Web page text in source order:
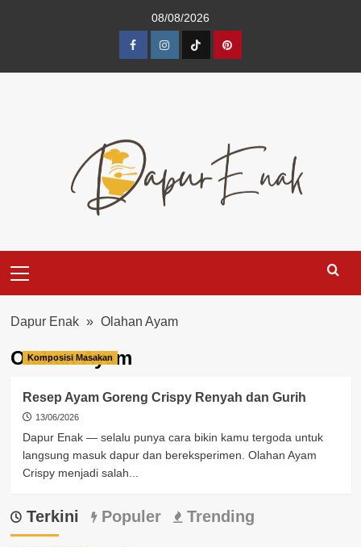
08/08/2026
FacebookInstagram
TikTokPinterest
Menu
Dapur Enak » Olahan Ayam
Olahan Ayam
Komposisi Masakan
Resep Ayam Goreng Crispy Renyah dan Gurih
13/06/2026
Dapur Enak — selalu punya cara bikin kamu tergoda untuk
langsung masuk dapur dan bereksperimen. Olahan Ayam
Crispy menjadi salah...
Terkini Populer Trending